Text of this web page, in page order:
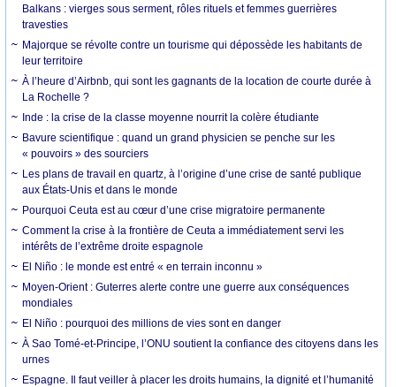
Balkans : vierges sous serment, rôles rituels et femmes guerrières
travesties
Majorque se révolte contre un tourisme qui dépossède les habitants de
leur territoire
À l’heure d’Airbnb, qui sont les gagnants de la location de courte durée à
La Rochelle ?
Inde : la crise de la classe moyenne nourrit la colère étudiante
Bavure scientifique : quand un grand physicien se penche sur les
« pouvoirs » des sourciers
Les plans de travail en quartz, à l’origine d’une crise de santé publique
aux États-Unis et dans le monde
Pourquoi Ceuta est au cœur d’une crise migratoire permanente
Comment la crise à la frontière de Ceuta a immédiatement servi les
intérêts de l’extrême droite espagnole
El Niño : le monde est entré « en terrain inconnu »
Moyen-Orient : Guterres alerte contre une guerre aux conséquences
mondiales
El Niño : pourquoi des millions de vies sont en danger
À Sao Tomé-et-Principe, l’ONU soutient la confiance des citoyens dans les
urnes
Espagne. Il faut veiller à placer les droits humains, la dignité et l’humanité